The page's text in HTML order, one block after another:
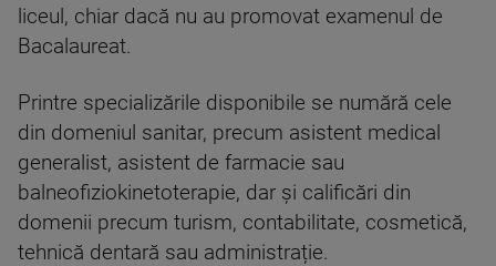
liceul, chiar dacă nu au promovat examenul de
Bacalaureat.
Printre specializările disponibile se numără cele
din domeniul sanitar, precum asistent medical
generalist, asistent de farmacie sau
balneofiziokinetoterapie, dar și calificări din
domenii precum turism, contabilitate, cosmetică,
tehnică dentară sau administrație.